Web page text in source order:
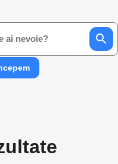
ai nevoie?